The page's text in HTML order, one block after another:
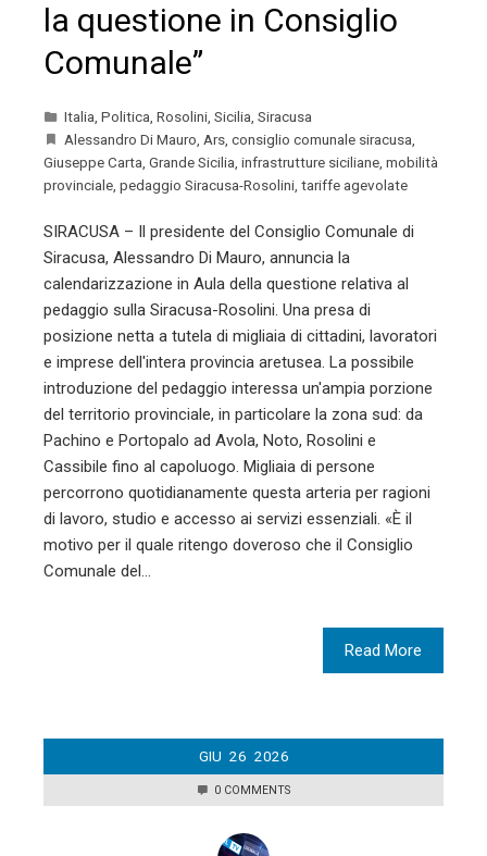
la questione in Consiglio
Comunale”
Italia, Politica, Rosolini, Sicilia, Siracusa
Alessandro Di Mauro, Ars, consiglio comunale siracusa,
Giuseppe Carta, Grande Sicilia, infrastrutture siciliane, mobilità
provinciale, pedaggio Siracusa-Rosolini, tariffe agevolate
SIRACUSA – Il presidente del Consiglio Comunale di
Siracusa, Alessandro Di Mauro, annuncia la
calendarizzazione in Aula della questione relativa al
pedaggio sulla Siracusa-Rosolini. Una presa di
posizione netta a tutela di migliaia di cittadini, lavoratori
e imprese dell'intera provincia aretusea. La possibile
introduzione del pedaggio interessa un'ampia porzione
del territorio provinciale, in particolare la zona sud: da
Pachino e Portopalo ad Avola, Noto, Rosolini e
Cassibile fino al capoluogo. Migliaia di persone
percorrono quotidianamente questa arteria per ragioni
di lavoro, studio e accesso ai servizi essenziali. «È il
motivo per il quale ritengo doveroso che il Consiglio
Comunale del…
Read More
GIU 26 2026
0 COMMENTS